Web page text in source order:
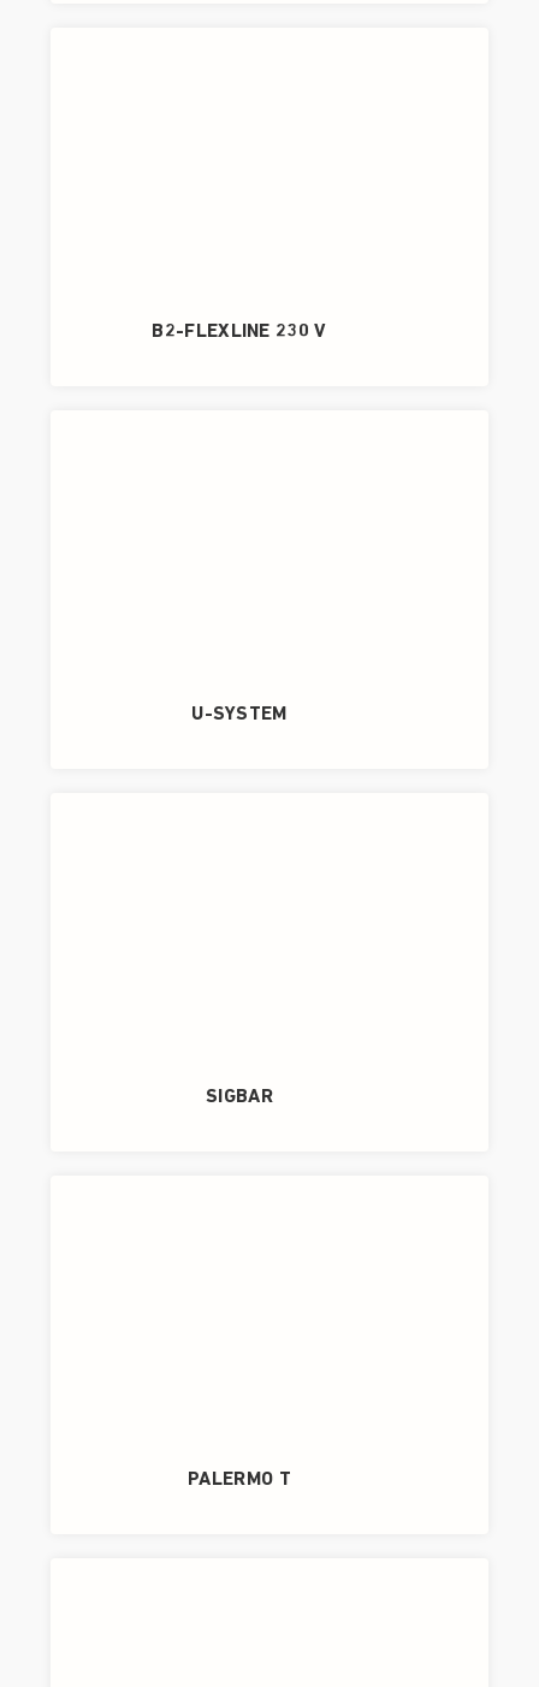
B2-FLEXLINE 230 V
U-SYSTEM
SIGBAR
PALERMO T